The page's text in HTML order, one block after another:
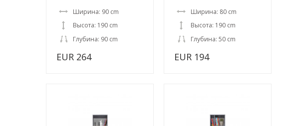
Ширина: 90 cm
Высота: 190 cm
Глубина: 90 cm
EUR 264
Ширина: 80 cm
Высота: 190 cm
Глубина: 50 cm
EUR 194